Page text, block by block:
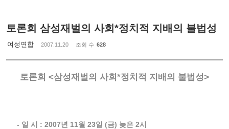
토론회 삼성재벌의 사회*정치적 지배의 불법성
여성연합 2007.11.20 조회 수 628
토론회 <삼성재벌의 사회*정치적 지배의 불법성>
- 일 시 : 2007년 11월 23일 (금) 늦은 2시